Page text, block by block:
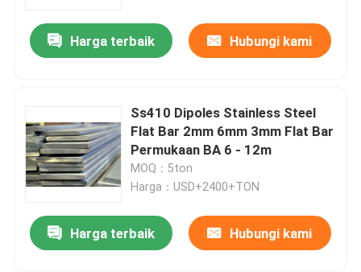
Harga terbaik Hubungi kami
Ss410 Dipoles Stainless Steel
Flat Bar 2mm 6mm 3mm Flat Bar
Permukaan BA 6 - 12m
MOQ：5ton
Harga：USD+2400+TON
Harga terbaik Hubungi kami